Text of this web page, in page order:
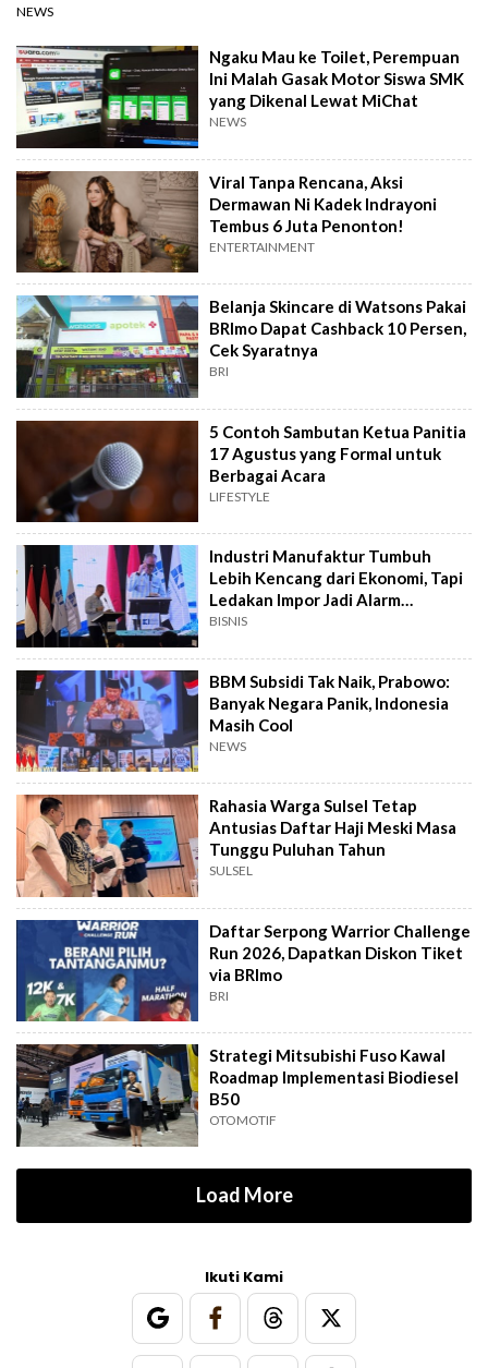
NEWS
Ngaku Mau ke Toilet, Perempuan
Ini Malah Gasak Motor Siswa SMK
yang Dikenal Lewat MiChat
NEWS
Viral Tanpa Rencana, Aksi
Dermawan Ni Kadek Indrayoni
Tembus 6 Juta Penonton!
ENTERTAINMENT
Belanja Skincare di Watsons Pakai
BRImo Dapat Cashback 10 Persen,
Cek Syaratnya
BRI
5 Contoh Sambutan Ketua Panitia
17 Agustus yang Formal untuk
Berbagai Acara
LIFESTYLE
Industri Manufaktur Tumbuh
Lebih Kencang dari Ekonomi, Tapi
Ledakan Impor Jadi Alarm
Pemerintah
BISNIS
BBM Subsidi Tak Naik, Prabowo:
Banyak Negara Panik, Indonesia
Masih Cool
NEWS
Rahasia Warga Sulsel Tetap
Antusias Daftar Haji Meski Masa
Tunggu Puluhan Tahun
SULSEL
Daftar Serpong Warrior Challenge
Run 2026, Dapatkan Diskon Tiket
via BRImo
BRI
Strategi Mitsubishi Fuso Kawal
Roadmap Implementasi Biodiesel
B50
OTOMOTIF
Load More
Ikuti Kami